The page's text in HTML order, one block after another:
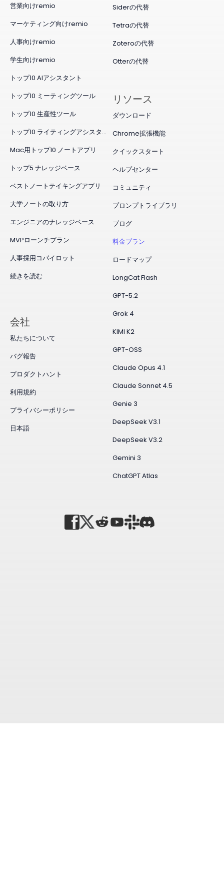
Siderの代替
Tetraの代替
Zoteroの代替
Otterの代替
営業向けremio
マーケティング向けremio
人事向けremio
学生向けremio
トップ10 AIアシスタント
トップ10 ミーティングツール
トップ10 生産性ツール
トップ10 ライティングアシスタント
Mac用トップ10 ノートアプリ
トップ5 ナレッジベース
ベストノートテイキングアプリ
大学ノートの取り方
エンジニアのナレッジベース
MVPローンチプラン
人事採用コパイロット
続きを読む
リソース
ダウンロード
Chrome拡張機能
クイックスタート
ヘルプセンター
コミュニティ
プロンプトライブラリ
ブログ
料金プラン
ロードマップ
LongCat Flash
GPT-5.2
Grok 4
KIMI K2
GPT-OSS
Claude Opus 4.1
Claude Sonnet 4.5
Genie 3
DeepSeek V3.1
DeepSeek V3.2
Gemini 3
ChatGPT Atlas
会社
私たちについて
バグ報告
プロダクトハント
利用規約
プライバシーポリシー
日本語